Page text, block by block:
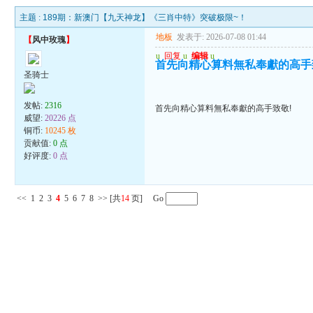
主题 : 189期：新澳门【九天神龙】《三肖中特》突破极限~！
【风中玫瑰】
圣骑士
发帖:2316
威望:20226 点
铜币: 10245 枚
贡献值:0 点
好评度:0 点
地板 发表于: 2026-07-08 01:44
u 回复 u 编辑 u
首先向精心算料無私奉獻的高
首先向精心算料無私奉獻的高手致敬!
<< 1 2 3 4 5 6 7 8 >> [共14 页] Go